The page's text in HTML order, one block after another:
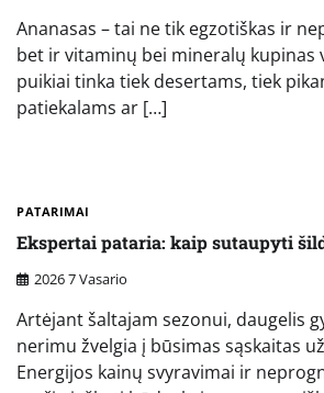
Ananasas – tai ne tik egzotiškas ir
bet ir vitaminų bei mineralų kupinas
puikiai tinka tiek desertams, tiek
patiekalams ar […]
PATARIMAI
Ekspertai pataria: kaip sutaupyti
2026 7 Vasario
Artėjant šaltajam sezonui, daugelis
nerimu žvelgia į būsimas sąskaitas
Energijos kainų svyravimai ir